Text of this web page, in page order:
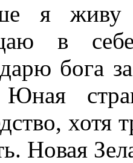
я живу
в
бога
хотя
Новая